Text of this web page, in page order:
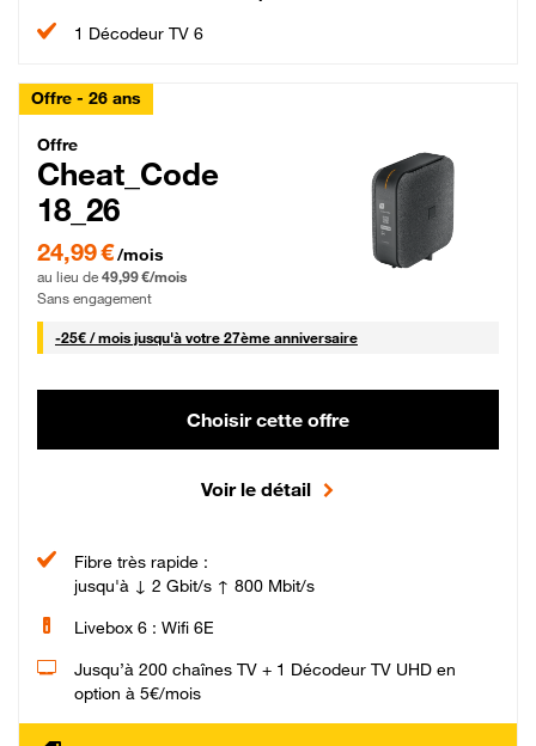
1 Décodeur TV 6
Offre - 26 ans
Cheat_Code Fibre_18_26
Offre
Cheat_Code
18_26
24,99 € par mois pendant 0 mois puis 49,99 € par mois, Sans engagement
24,99 €/mois
au lieu de 49,99 €/mois
Sans engagement
-25€ / mois25 € par mois
jusqu'à votre 27ème anniversaire
Choisir cette offre
Voir le détail
Fibre très rapide :
jusqu'à ↓ 2 Gbit/s ↑ 800 Mbit/s
Livebox 6 : Wifi 6E
Jusqu’à 200 chaînes TV + 1 Décodeur TV UHD en
option à 5€/mois